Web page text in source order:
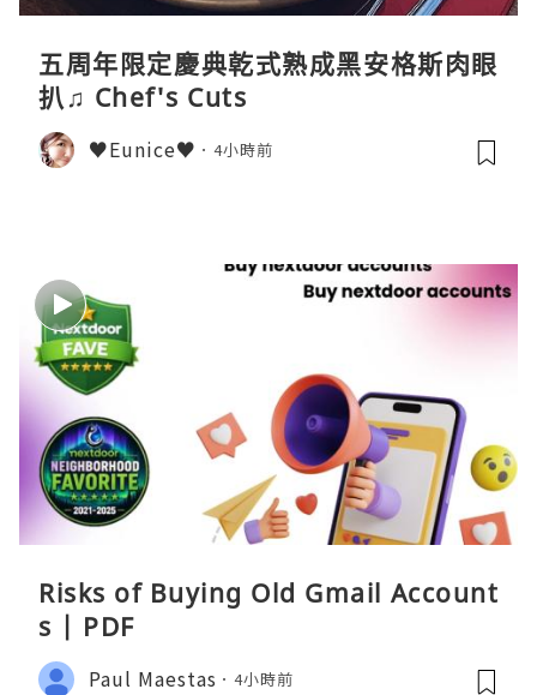
五周年限定慶典乾式熟成黑安格斯肉眼
扒♫ Chef's Cuts
♥Eunice♥ 4小時前
Risks of Buying Old Gmail Account
s | PDF
Paul Maestas 4小時前